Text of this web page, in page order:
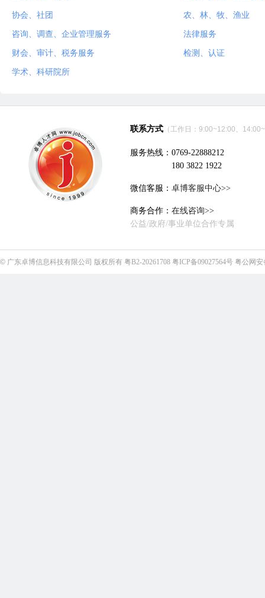
协会、社团 农、林、牧、渔业
咨询、调查、企业管理服务 法律服务
财会、审计、税务服务 检测、认证
学术、科研院所
联系方式 （工作日：9:00~12:00、
服务热线：0769-22888212
180 3822 1922
微信客服： 卓博客服中心>>
商务合作： 在线咨询>>
公益/政府/事业单位合作专属
© 广东卓博信息科技有限公司 版权所有 粤B2-20261708 粤ICP备09027564号 粤公网安